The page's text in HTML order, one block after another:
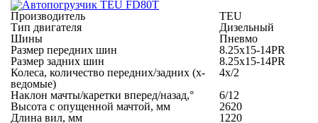
Производитель
TEU
Тип двигателя
Дизельный
Шины
Пневмо
Размер передних шин
8.25x15-14PR
Размер задних шин
8.25x15-14PR
Колеса, количество передних/задних (х-
ведомые)
4х/2
Наклон мачты/каретки вперед/назад,°
6/12
Высота с опущенной мачтой, мм
2620
Длина вил, мм
1220